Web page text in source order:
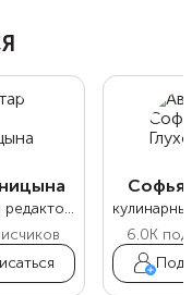
кулинарный редактор Food.ru
Софья
6.0K